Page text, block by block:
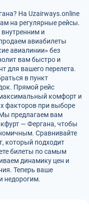
На Uzairways.online
на регулярные рейсы.
и
авиабилеты
авиалинии» без
вам быстро и
для вашего перелета.
в пункт
Прямой рейс
комфорт и
факторов при выборе
предлагаем вам
— Фергана, чтобы
Сравнивайте
который подходит
билеты по самым
динамику цен и
Теперь ваше
недорогим.